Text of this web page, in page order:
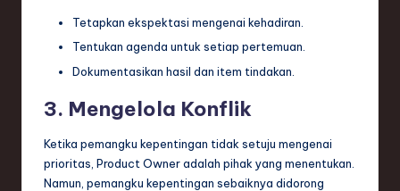
Tetapkan ekspektasi mengenai kehadiran.
Tentukan agenda untuk setiap pertemuan.
Dokumentasikan hasil dan item tindakan.
3. Mengelola Konflik
Ketika pemangku kepentingan tidak setuju mengenai
prioritas, Product Owner adalah pihak yang menentukan.
Namun, pemangku kepentingan sebaiknya didorong